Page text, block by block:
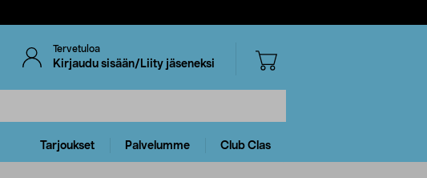
Tervetuloa
Kirjaudu sisään/Liity jäseneksi
Tarjoukset Palvelumme Club Clas